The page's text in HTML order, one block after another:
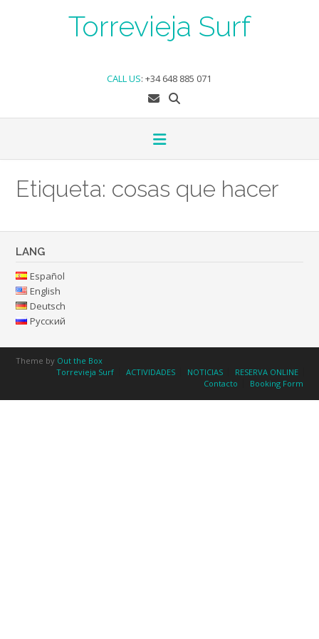
Torrevieja Surf
CALL US: +34 648 885 071
Etiqueta: cosas que hacer
LANG
Español
English
Deutsch
Русский
Theme by Out the Box
Torrevieja Surf
ACTIVIDADES NOTICIAS
RESERVA ONLINE
Contacto
Booking Form